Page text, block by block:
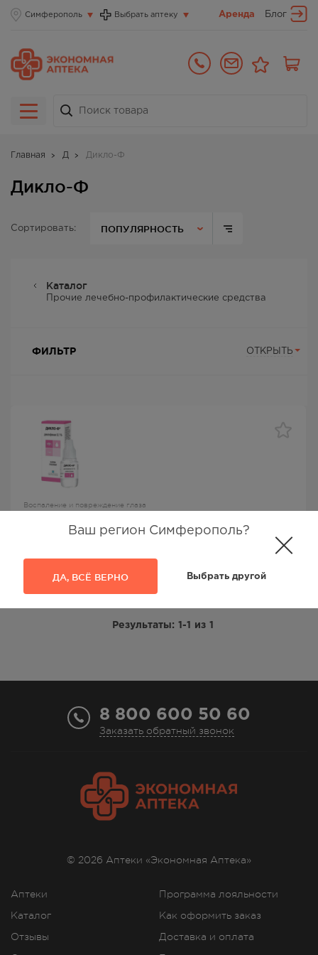
Симферополь
Ваш регион Симферополь?
ДА, ВСЁ ВЕРНО Выбрать другой
Выбрать аптеку Аренда Блог
Главная Д Дикло-Ф
Дикло-Ф
Сортировать: ПОПУЛЯРНОСТЬ
Каталог
Прочие лечебно-профилактические средства
ФИЛЬТР ОТКРЫТЬ
Воспаление и повреждение глаза
Дикло-Ф капли глазн 0,1% фл-кап 5мл
149.00Р
Результаты: 1-1 из 1
8 800 600 50 60
Заказать обратный звонок
Аптеки
Каталог
Отзывы
Программа лояльности
Как оформить заказ
Доставка и оплата
© 2026 Аптеки «Экономная Аптека»